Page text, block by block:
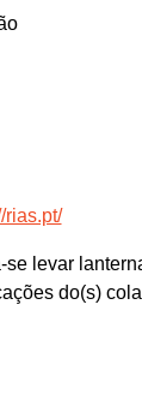
rias.pt/
se levar
do(s)